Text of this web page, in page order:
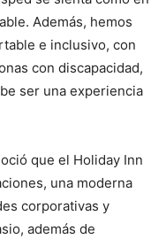
Además, hemos
e inclusivo, con
con discapacidad,
ser una experiencia
que el Holiday Inn
una moderna
corporativas y
además de